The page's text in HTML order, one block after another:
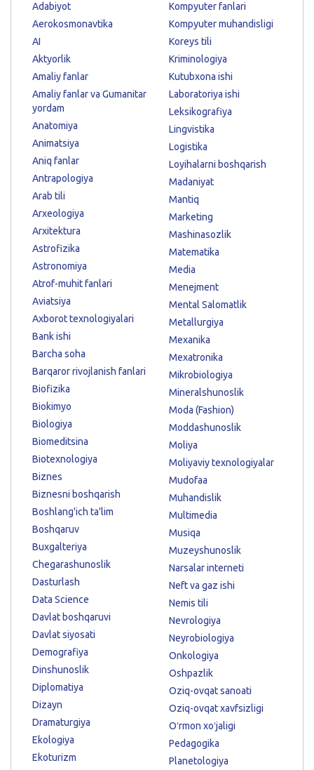
Adabiyot
Aerokosmonavtika
AI
Aktyorlik
Amaliy fanlar
Amaliy fanlar va Gumanitar
yordam
Anatomiya
Animatsiya
Aniq fanlar
Antrapologiya
Arab tili
Arxeologiya
Arxitektura
Astrofizika
Astronomiya
Atrof-muhit fanlari
Aviatsiya
Axborot texnologiyalari
Bank ishi
Barcha soha
Barqaror rivojlanish fanlari
Biofizika
Biokimyo
Biologiya
Biomeditsina
Biotexnologiya
Biznes
Biznesni boshqarish
Boshlang'ich ta'lim
Boshqaruv
Buxgalteriya
Chegarashunoslik
Dasturlash
Data Science
Davlat boshqaruvi
Davlat siyosati
Demografiya
Dinshunoslik
Diplomatiya
Dizayn
Dramaturgiya
Ekologiya
Ekoturizm
Kompyuter fanlari
Kompyuter muhandisligi
Koreys tili
Kriminologiya
Kutubxona ishi
Laboratoriya ishi
Leksikografiya
Lingvistika
Logistika
Loyihalarni boshqarish
Madaniyat
Mantiq
Marketing
Mashinasozlik
Matematika
Media
Menejment
Mental Salomatlik
Metallurgiya
Mexanika
Mexatronika
Mikrobiologiya
Mineralshunoslik
Moda (Fashion)
Moddashunoslik
Moliya
Moliyaviy texnologiyalar
Mudofaa
Muhandislik
Multimedia
Musiqa
Muzeyshunoslik
Narsalar interneti
Neft va gaz ishi
Nemis tili
Nevrologiya
Neyrobiologiya
Onkologiya
Oshpazlik
Oziq-ovqat sanoati
Oziq-ovqat xavfsizligi
Oʻrmon xoʻjaligi
Pedagogika
Planetologiya